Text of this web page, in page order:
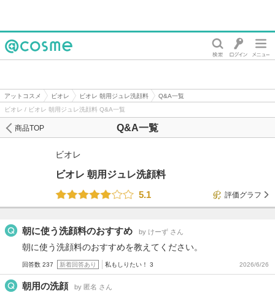
アットコスメ ビオレ ビオレ 朝用ジュレ洗顔料
Q&A一覧
ビオレ / ビオレ 朝用ジュレ洗顔料 Q&A一覧
Q&A一覧
商品TOP
ビオレ
ビオレ 朝用ジュレ洗顔料
5.1
評価グラフ
朝に使う洗顔料のおすすめ by けーず さん
朝に使う洗顔料のおすすめを教えてください。
回答数 237 新着回答あり 私もしりたい！ 3 2026/6/26
朝用の洗顔 by 匿名 さん